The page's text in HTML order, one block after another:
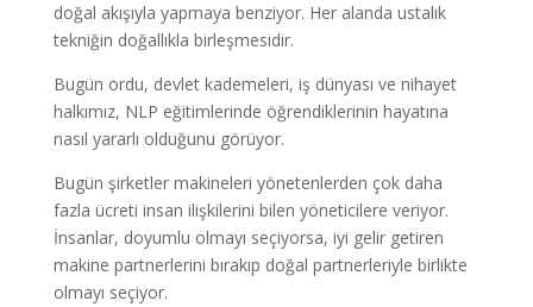
doğal akışıyla yapmaya benziyor. Her alanda ustalık
tekniğin doğallıkla birleşmesidir.
Bugün ordu, devlet kademeleri, iş dünyası ve nihayet
halkımız, NLP eğitimlerinde öğrendiklerinin hayatına
nasıl yararlı olduğunu görüyor.
Bugün şirketler makineleri yönetenlerden çok daha
fazla ücreti insan ilişkilerini bilen yöneticilere veriyor.
İnsanlar, doyumlu olmayı seçiyorsa, iyi gelir getiren
makine partnerlerini bırakıp doğal partnerleriyle birlikte
olmayı seçiyor.